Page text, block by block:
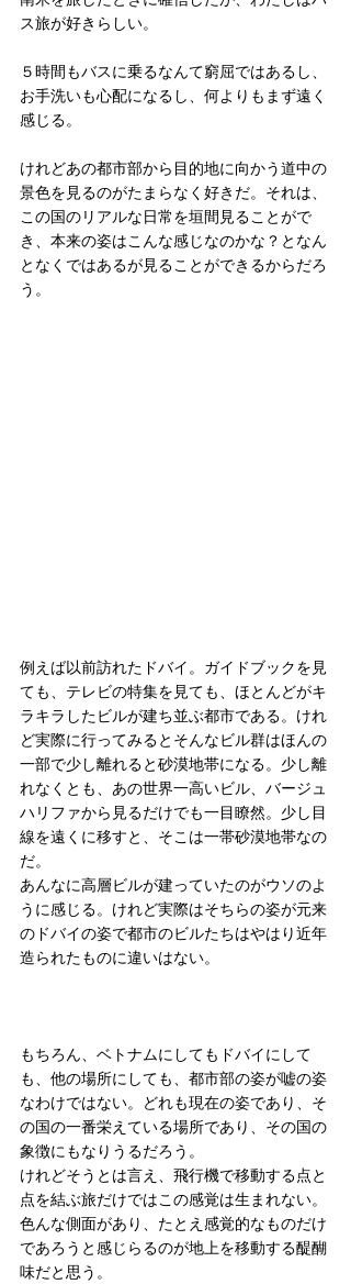
ス旅が好きらしい。
５時間もバスに乗るなんて窮屈ではあるし、
お手洗いも心配になるし、何よりもまず遠く
感じる。
けれどあの都市部から目的地に向かう道中の
景色を見るのがたまらなく好きだ。それは、
この国のリアルな日常を垣間見ることがで
き、本来の姿はこんな感じなのかな？となん
となくではあるが見ることができるからだろ
う。
例えば以前訪れたドバイ。ガイドブックを見
ても、テレビの特集を見ても、ほとんどがキ
ラキラしたビルが建ち並ぶ都市である。けれ
ど実際に行ってみるとそんなビル群はほんの
一部で少し離れると砂漠地帯になる。少し離
れなくとも、あの世界一高いビル、バージュ
ハリファから見るだけでも一目瞭然。少し目
線を遠くに移すと、そこは一帯砂漠地帯なの
だ。
あんなに高層ビルが建っていたのがウソのよ
うに感じる。けれど実際はそちらの姿が元来
のドバイの姿で都市のビルたちはやはり近年
造られたものに違いはない。
もちろん、ベトナムにしてもドバイにして
も、他の場所にしても、都市部の姿が嘘の姿
なわけではない。どれも現在の姿であり、そ
の国の一番栄えている場所であり、その国の
象徴にもなりうるだろう。
けれどそうとは言え、飛行機で移動する点と
点を結ぶ旅だけではこの感覚は生まれない。
色んな側面があり、たとえ感覚的なものだけ
であろうと感じらるのが地上を移動する醍醐
味だと思う。